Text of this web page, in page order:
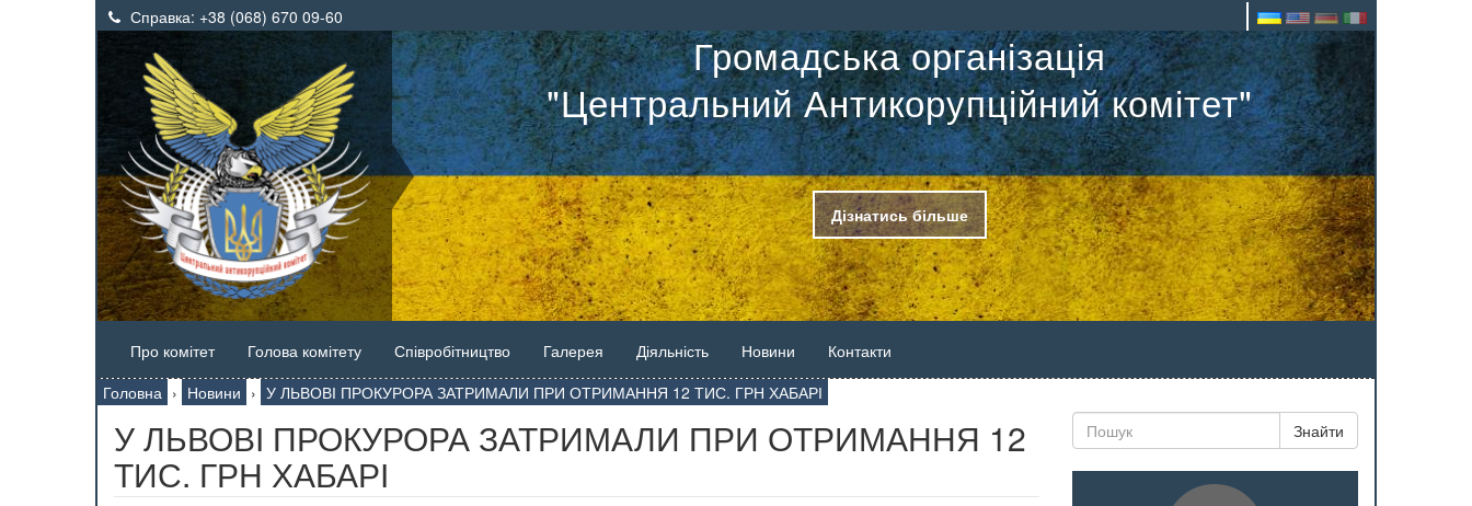
Справка: +38 (068) 670 09-60
Громадська організація
"Центральний Антикорупційний комітет"
Дізнатись більше
Про комітет Голова комітету Співробітництво Галерея Діяльність Новини
Контакти
Головна › Новини › У ЛЬВОВІ ПРОКУРОРА ЗАТРИМАЛИ ПРИ ОТРИМАННЯ 12 ТИС. ГРН ХАБАРІ
У ЛЬВОВІ ПРОКУРОРА ЗАТРИМАЛИ ПРИ ОТРИМАННЯ 12
ТИС. ГРН ХАБАРІ
Знайти